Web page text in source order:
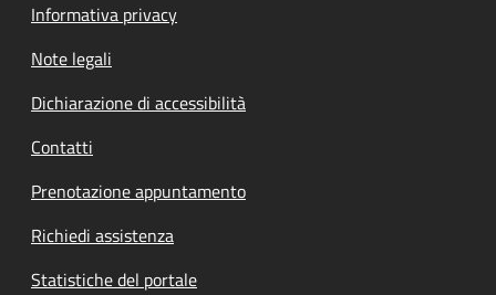
Informativa privacy
Note legali
Dichiarazione di accessibilità
Contatti
Prenotazione appuntamento
Richiedi assistenza
Statistiche del portale